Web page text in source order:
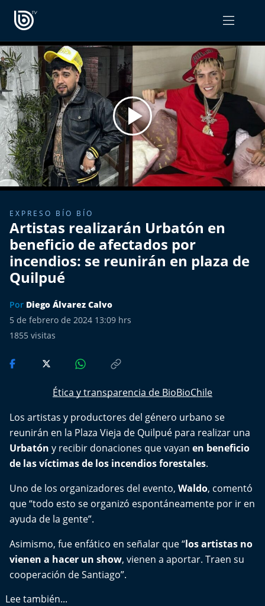
PROGRAMAS
Radiograma
Expreso Bío Bío
Podría Ser Peor
La Entrevista de Tomás Mosciatti
Entrevistas BioBioTV
Comentarios de Tomás Mosciatti
Más de Ti Podcast
Realizadores
De Plato en Plato
Los Inestables
Más de 100 Días
Tu Mereces Ser Feliz
Cultura y Espectáculos
Deportes
Conexión Digital
OPINIÓN
PODCAST RADIOGRAMA
EXPRESO BÍO BÍO
Artistas realizarán Urbatón en
beneficio de afectados por
incendios: se reunirán en plaza de
Quilpué
Por Diego Álvarez Calvo
5 de febrero de 2024 13:09 hrs
1855 visitas
Ética y transparencia de BioBioChile
Los artistas y productores del género urbano se
reunirán en la Plaza Vieja de Quilpué para realizar una
Urbatón y recibir donaciones que vayan en beneficio
de las víctimas de los incendios forestales.
Uno de los organizadores del evento, Waldo, comentó
que “todo esto se organizó espontáneamente por ir en
ayuda de la gente”.
Asimismo, fue enfático en señalar que “los artistas no
vienen a hacer un show, vienen a aportar. Traen su
cooperación de Santiago”.
Lee también...